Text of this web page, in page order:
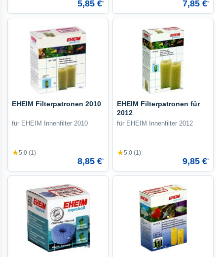
5,85 €* 7,85 €*
EHEIM Filterpatronen 2010
für EHEIM Innenfilter 2010
★5.0 (1)
8,85 €*
EHEIM Filterpatronen für
2012
für EHEIM Innenfilter 2012
★5.0 (1)
9,85 €*